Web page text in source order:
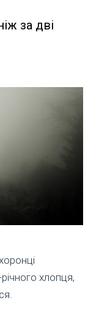
за дві
хлопця,